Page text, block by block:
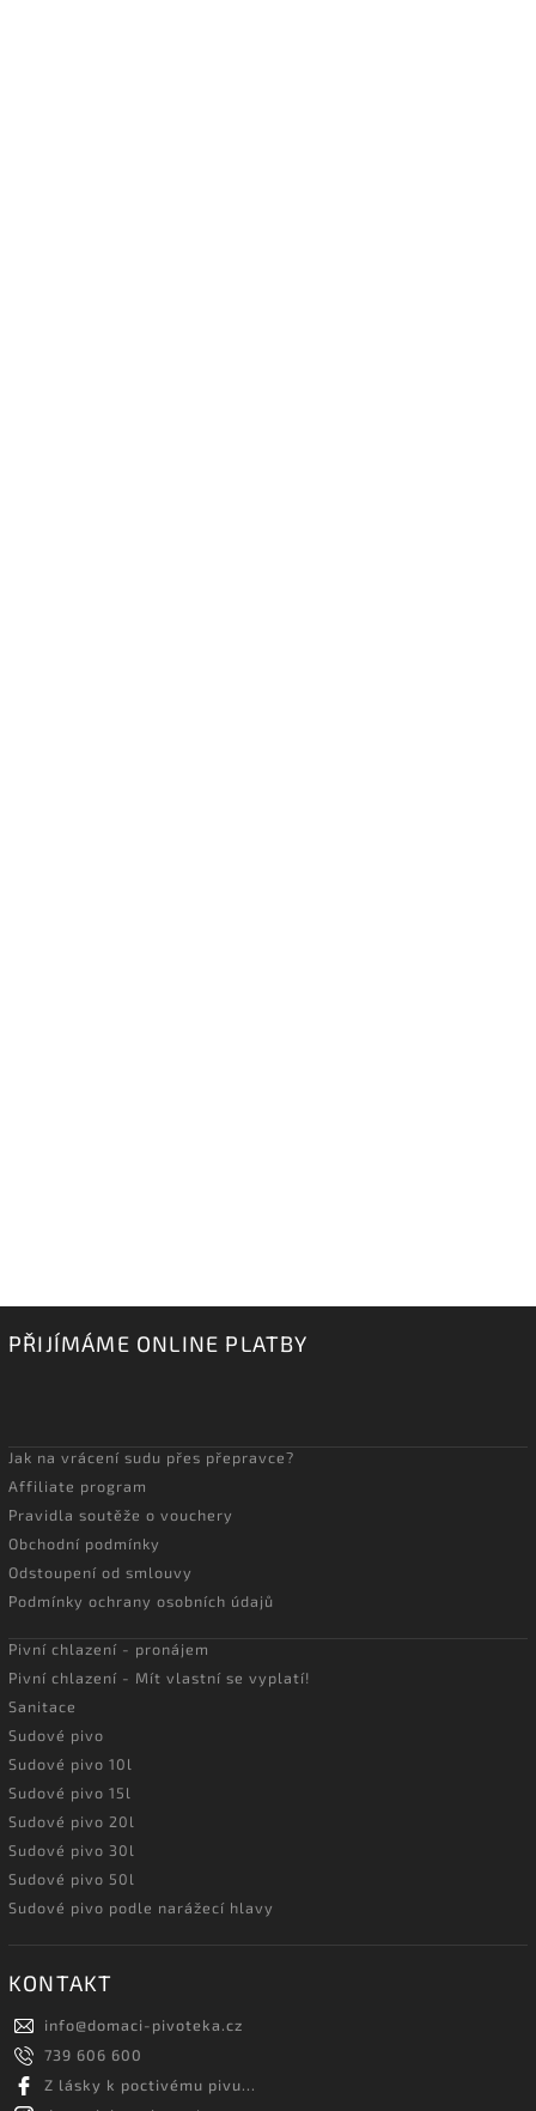
PŘIJÍMÁME ONLINE PLATBY
Jak na vrácení sudu přes přepravce?
Affiliate program
Pravidla soutěže o vouchery
Obchodní podmínky
Odstoupení od smlouvy
Podmínky ochrany osobních údajů
Pivní chlazení - pronájem
Pivní chlazení - Mít vlastní se vyplatí!
Sanitace
Sudové pivo
Sudové pivo 10l
Sudové pivo 15l
Sudové pivo 20l
Sudové pivo 30l
Sudové pivo 50l
Sudové pivo podle narážecí hlavy
KONTAKT
info@domaci-pivoteka.cz
739 606 600
Z lásky k poctivému pivu...